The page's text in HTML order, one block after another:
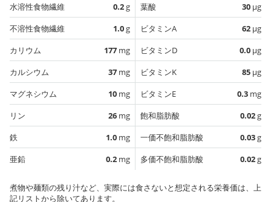
水溶性食物繊維
0.2g
不溶性食物繊維
1.0g
カリウム
177 mg
カルシウム
37 mg
マグネシウム
10 mg
リン
26 mg
鉄
1.0 mg
亜鉛
0.2 mg
葉酸
30 µg
ビタミンA
62 µg
ビタミンD
0.0 µg
ビタミンK
85 µg
ビタミンE
0.3 mg
飽和脂肪酸
0.02g
一価不飽和脂肪酸
0.03g
多価不飽和脂肪酸
0.02g
煮物や麺類の残り汁など、実際には食さないと想定される栄養価は、上
記リストから除いてあります。